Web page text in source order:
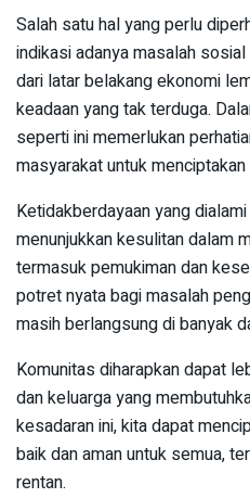
Salah satu hal yang perlu
indikasi adanya masalah
dari latar belakang ekonomi
keadaan yang tak terduga.
seperti ini memerlukan
masyarakat untuk
Ketidakberdayaan yang
menunjukkan kesulitan dalam
termasuk pemukiman dan
potret nyata bagi masalah
masih berlangsung di banyak
Komunitas diharapkan dapat
dan keluarga yang
kesadaran ini, kita dapat
baik dan aman untuk semua,
rentan.